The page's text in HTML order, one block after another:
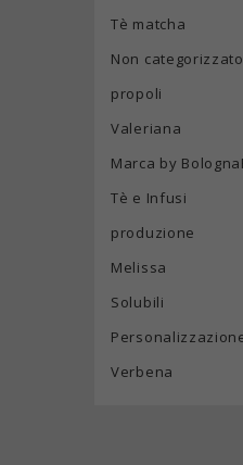
Tè matcha
Non categorizzato
propoli
Valeriana
Marca by
Tè e Infusi
produzione
Melissa
Solubili
Verbena